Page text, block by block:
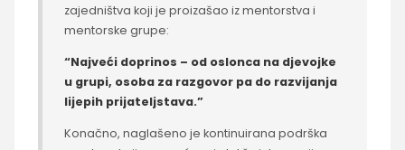
zajedništva koji je proizašao iz mentorstva i
mentorske grupe:
“Najveći doprinos – od oslonca na djevojke
u grupi, osoba za razgovor pa do razvijanja
lijepih prijateljstava.”
Konačno, naglašeno je kontinuirana podrška